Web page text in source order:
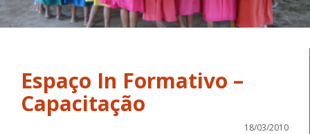
Espaço In Formativo –
Capacitação
18/03/2010